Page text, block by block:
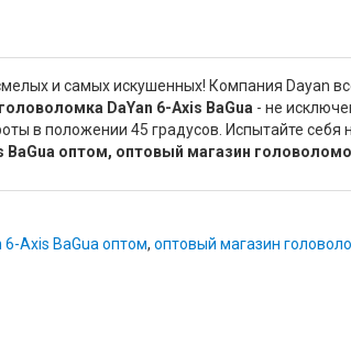
и самых искушенных! Компания Dayan
головоломка DaYan 6-Axis BaGua - не
в положении 45 градусов. Испытайте себя
BaGua оптом, оптовый магазин
6-Axis BaGua оптом, оптовый магазин